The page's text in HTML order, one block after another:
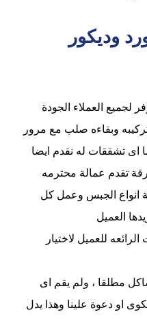
وديكور
لجميع العملاء الجودة
وبقاءه صلب مع مرور
اى تشققات له نقدم ايضا
تقدم عمالة محترمه
انواع الجبس وعمل كل
العميل
للعميل لاختيار
مطلقا ، ولم يقم اى
او دعوة علينا وهذا يدل